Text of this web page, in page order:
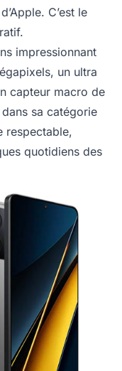
C’est le
impressionnant
un ultra
capteur macro de
sa catégorie
respectable,
quotidiens des